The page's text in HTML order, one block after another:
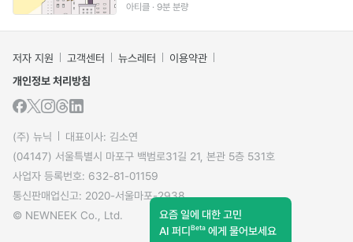
아티클 · 9분 분량
저자 지원 고객센터 뉴스레터
이용약관
개인정보 처리방침
(주) 뉴닉
대표이사: 김소연
(04147) 서울특별시 마포구 백범로31길 21, 본관 5층 531호
사업자 등록번호: 632-81-01159
통신판매업신고: 2020-서울마포-2938
© NEWNEEK Co., Ltd.
요즘 일에 대한 고민
AI 퍼디Beta 에게 물어보세요